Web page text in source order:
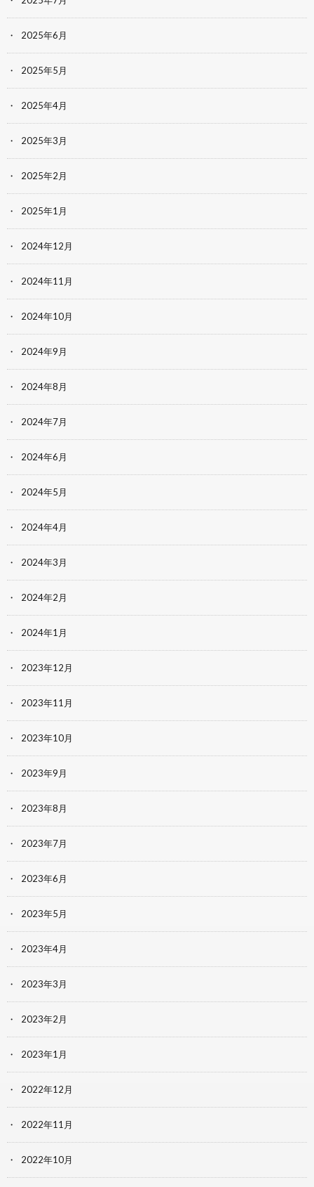
2025年6月
2025年5月
2025年4月
2025年3月
2025年2月
2025年1月
2024年12月
2024年11月
2024年10月
2024年9月
2024年8月
2024年7月
2024年6月
2024年5月
2024年4月
2024年3月
2024年2月
2024年1月
2023年12月
2023年11月
2023年10月
2023年9月
2023年8月
2023年7月
2023年6月
2023年5月
2023年4月
2023年3月
2023年2月
2023年1月
2022年12月
2022年11月
2022年10月